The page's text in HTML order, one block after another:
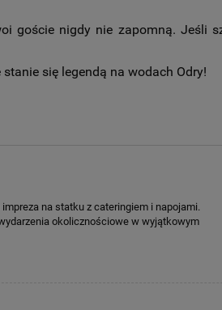
goście nigdy nie zapomną. Jeśli
się legendą na wodach Odry!
na statku z cateringiem i napojami.
okolicznościowe w wyjątkowym